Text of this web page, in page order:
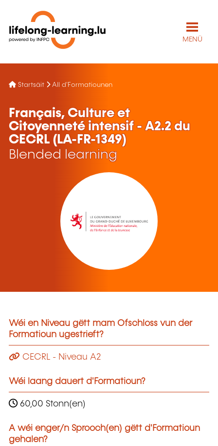
MENÜ
Startsäit All d'Formatiounen
Français, Culture et
Citoyenneté intensif - A2.2 du
CECRL (LA-FR-1349)
Blended learning
Wéi en Niveau gëtt mam Ofschloss vun der
Formatioun ugestrieft?
CECRL - Niveau A2
Wéi laang dauert d'Formatioun?
60,00 Stonn(en)
A wéi enger/n Sprooch(en) gëtt d'Formatioun
gehalen?